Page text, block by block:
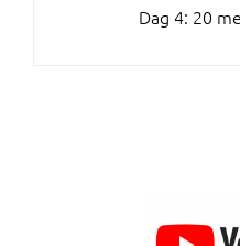
Dag 4: 20